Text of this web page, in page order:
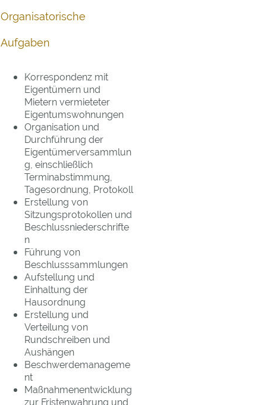
Organisatorische
Aufgaben
Korrespondenz mit
Eigentümern und
Mietern vermieteter
Eigentumswohnungen
Organisation und
Durchführung der
Eigentümerversammlun
g, einschließlich
Terminabstimmung,
Tagesordnung, Protokoll
Erstellung von
Sitzungsprotokollen und
Beschlussniederschrifte
n
Führung von
Beschlusssammlungen
Aufstellung und
Einhaltung der
Hausordnung
Erstellung und
Verteilung von
Rundschreiben und
Aushängen
Beschwerdemanageme
nt
Maßnahmenentwicklung
zur Fristenwahrung und